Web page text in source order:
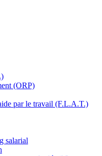
(ORP)
par le travail (F.L.A.T.)
salarial